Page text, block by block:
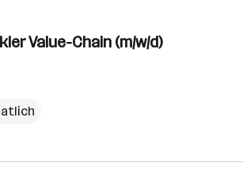
Value-Chain (m/w/d)